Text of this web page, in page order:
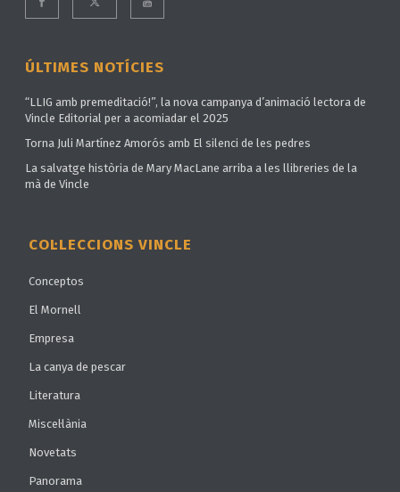
ÚLTIMES NOTÍCIES
“LLIG amb premeditació!”, la nova campanya d’animació lectora de
Vincle Editorial per a acomiadar el 2025
Torna Juli Martínez Amorós amb El silenci de les pedres
La salvatge història de Mary MacLane arriba a les llibreries de la
mà de Vincle
COL·LECCIONS VINCLE
Conceptos
El Mornell
Empresa
La canya de pescar
Literatura
Miscel·lània
Novetats
Panorama